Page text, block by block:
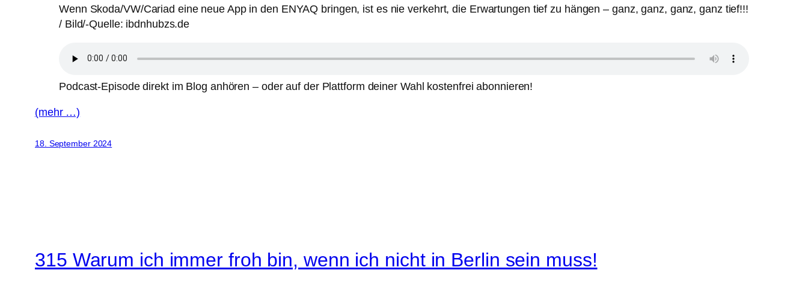
Wenn Skoda/VW/Cariad eine neue App in den ENYAQ bringen, ist es nie verkehrt, die Erwartungen tief zu hängen – ganz, ganz, ganz, ganz tief!!!
/ Bild/-Quelle: ibdnhubzs.de
Podcast-Episode direkt im Blog anhören – oder auf der Plattform deiner Wahl kostenfrei abonnieren!
(mehr …)
18. September 2024
315 Warum ich immer froh bin, wenn ich nicht in Berlin sein muss!